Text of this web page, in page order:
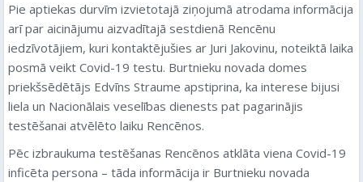
Pie aptiekas durvīm izvietotajā ziņojumā atrodama informācija
arī par aicinājumu aizvadītajā sestdienā Rencēnu
iedzīvotājiem, kuri kontaktējušies ar Juri Jakovinu, noteiktā laika
posmā veikt Covid-19 testu. Burtnieku novada domes
priekšsēdētājs Edvīns Straume apstiprina, ka interese bijusi
liela un Nacionālais veselības dienests pat pagarinājis
testēšanai atvēlēto laiku Rencēnos.
Pēc izbraukuma testēšanas Rencēnos atklāta viena Covid-19
inficēta persona – tāda informācija ir Burtnieku novada